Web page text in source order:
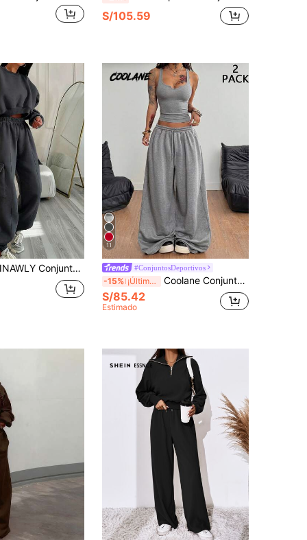
S/105.59
INAWLY Conjunto de 2 piezas de mujer con sudadera corta de cuello redondo de color rosa sólido de manga larga y pantalón de chándal con cintura elástica y cordón en los bolsillos
11
#ConjuntosDeportivos
-15% ¡Últimos 3 días Coolane Conjunto de dos piezas de ropa de verano para conciertos: top corset acanalado elástico y pantalones holgados de talle bajo para uso diario, estilo deportivo y gyaru
S/85.42
Estimado